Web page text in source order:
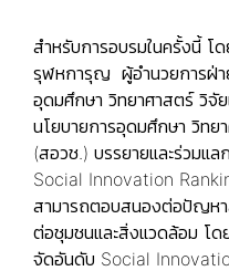
สำหรับการอบรมในครั้งนี้ โ
รุฬหการุญ ผู้อำนวยการฝ่า
อุดมศึกษา วิทยาศาสตร์ วิจั
นโยบายการอุดมศึกษา วิทย
(สอวช.) บรรยายและร่วมแ
Social Innovation
สามารถตอบสนองต่อปัญหา
ต่อชุมชนและสิ่งแวดล้อม โด
จัดอันดับ Social